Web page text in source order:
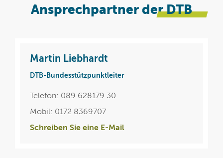
Ansprechpartner derDTB
Martin Liebhardt
DTB-Bundesstützpunktleiter
Telefon: 089 628179 30
Mobil: 0172 8369707
Schreiben Sie eine E-Mail